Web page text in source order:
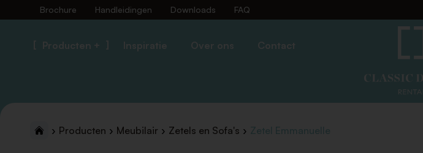
Brochure Handleidingen Downloads FAQ
Producten + Inspiratie Over ons Contact
Producten Meubilair Zetels en Sofa's Zetel Emmanuelle